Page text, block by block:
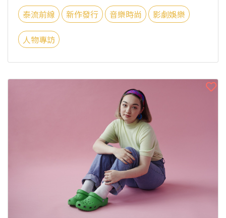
泰流前線 新作發行 音樂時尚 影劇娛樂
人物專訪